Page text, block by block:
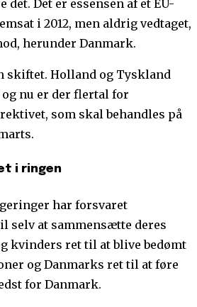
Det er essensen af et EU-
i 2012, men aldrig vedtaget,
herunder Danmark.
skiftet. Holland og Tyskland
nu er der flertal for
som skal behandles på
i ringen
har forsvaret
selv at sammensætte deres
kvinders ret til at blive bedømt
og Danmarks ret til at føre
for Danmark.